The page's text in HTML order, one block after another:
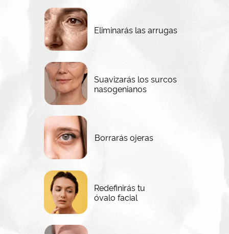
Redefinirás tu
óvalo facial
Borrarás ojeras
Suavizarás los surcos
nasogenianos
Eliminarás las arrugas